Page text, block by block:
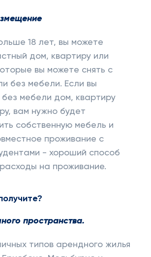
18 лет, вы можете
дом, квартиру или
вы можете снять с
без мебели. Если вы
мебели дом, квартиру
вам нужно будет
собственную мебель и
проживание с
- хороший способ
на проживание.
пространства.
типов арендного жилья